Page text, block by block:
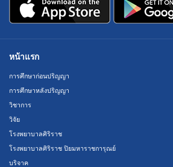
หน้าแรก
การศึกษาก่อนปริญญา
การศึกษาหลังปริญญา
วิชาการ
วิจัย
โรงพยาบาลศิริราช
โรงพยาบาลศิริราช ปิยมหาราชการุณย์
บริจาค